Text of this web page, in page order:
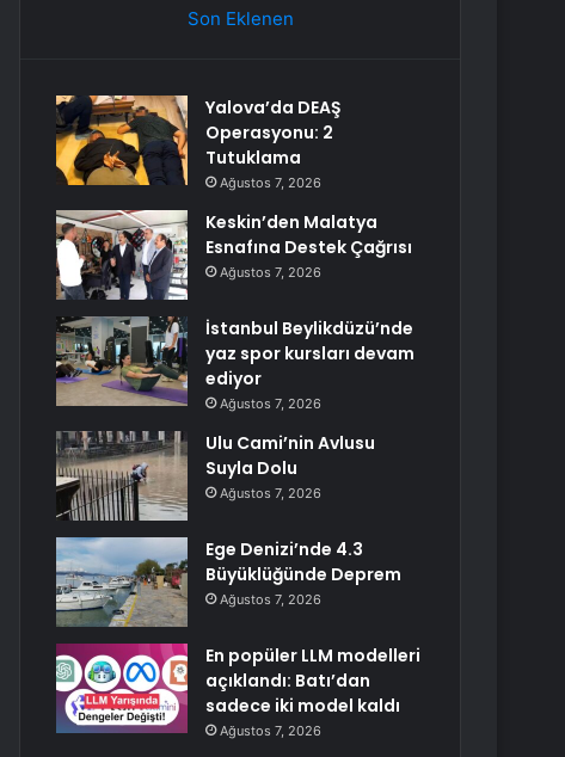
Son Eklenen
Yalova’da DEAŞ
Operasyonu: 2
Tutuklama
Ağustos 7, 2026
Keskin’den Malatya
Esnafına Destek Çağrısı
Ağustos 7, 2026
İstanbul Beylikdüzü’nde
yaz spor kursları devam
ediyor
Ağustos 7, 2026
Ulu Cami’nin Avlusu
Suyla Dolu
Ağustos 7, 2026
Ege Denizi’nde 4.3
Büyüklüğünde Deprem
Ağustos 7, 2026
En popüler LLM modelleri
açıklandı: Batı’dan
sadece iki model kaldı
Ağustos 7, 2026